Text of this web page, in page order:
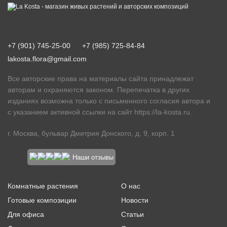
+7 (901) 745-25-00
+7 (985) 725-84-84
lakosta.flora@gmail.com
Все авторские права на материалы сайта принадлежат
авторам и охраняются законом. Перепечатка в других
изданиях возможна только с письменного согласия автора и
с указанием активной ссылки на сайт https://la-kosta.ru
г. Москва, бульвар Дмитрия Донского, д. 9, корп. 1
Наши отзывы
Комнатные растения
Готовые композиции
Для офиса
О нас
Новости
Статьи